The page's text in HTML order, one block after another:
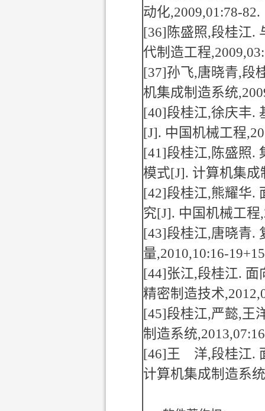
动化,2009,01:78-82.
[36] 陈盛照,段桂江.
代制造工程
[37]孙飞,唐晓青,段
机集成制造系统
[40]段桂江,徐庆丰.
[J]. 中国机械工程
[41]段桂江, 陈盛照.
模式[J]. 计算机集成
[42]段桂江,熊耀华.
究[J]. 中国机械工程
[43]段桂江,唐晓青.
量,2010,10:16-
[44]张江,段桂江. 面
精密制造技术
[45]段桂江,严懿,王
制造系统
[46]王 洋,段桂江.
计算机集成制造系统